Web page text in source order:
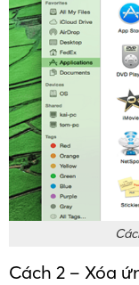
Cách 2 – Xóa